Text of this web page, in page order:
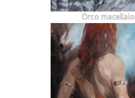
Orco macellaio